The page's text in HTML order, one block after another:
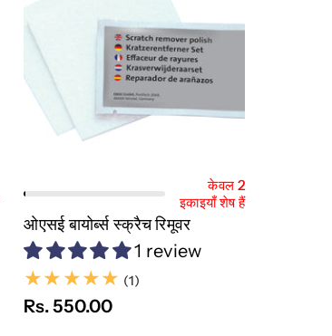
केवल 2
इकाइयाँ शेष हैं
ओएसई बायोर्ब्स स्क्रैच रिमूवर
1 review
(1)
(1)
Rs. 550.00